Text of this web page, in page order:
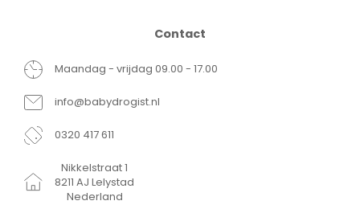
Contact
Maandag - vrijdag 09.00 - 17.00
info@babydrogist.nl
0320 417 611
Nikkelstraat 1
8211 AJ Lelystad
Nederland